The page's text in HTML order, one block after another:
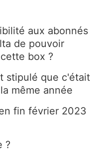
aux abonnés
de pouvoir
box ?
stipulé que c'était
même année
fin février 2023
?